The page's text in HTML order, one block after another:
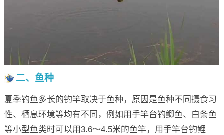
二、鱼种
夏季钓鱼多长的钓竿取决于鱼种，原因是鱼种不同摄食习
性、栖息环境等均有不同，例如用手竿台钓鲫鱼、白条鱼
等小型鱼类时可以用3.6～4.5米的鱼竿，用手竿台钓鲤